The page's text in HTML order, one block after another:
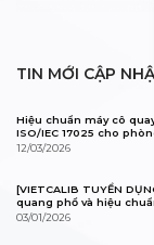
TIN MỚI CẬP
Hiệu chuẩn máy cô
ISO/IEC 17025 cho
12/03/2026
[VIETCALIB TUYỂN
quang phổ và hiệu
03/01/2026